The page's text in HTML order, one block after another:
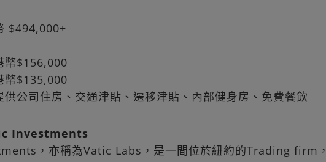
$494,000+
幣$156,000
幣$135,000
供公司住房、交通津貼、遷移津貼、內部健身房、免費餐飲
Investments
，亦稱為Vatic Labs，是一間位於紐約的Trading firm，